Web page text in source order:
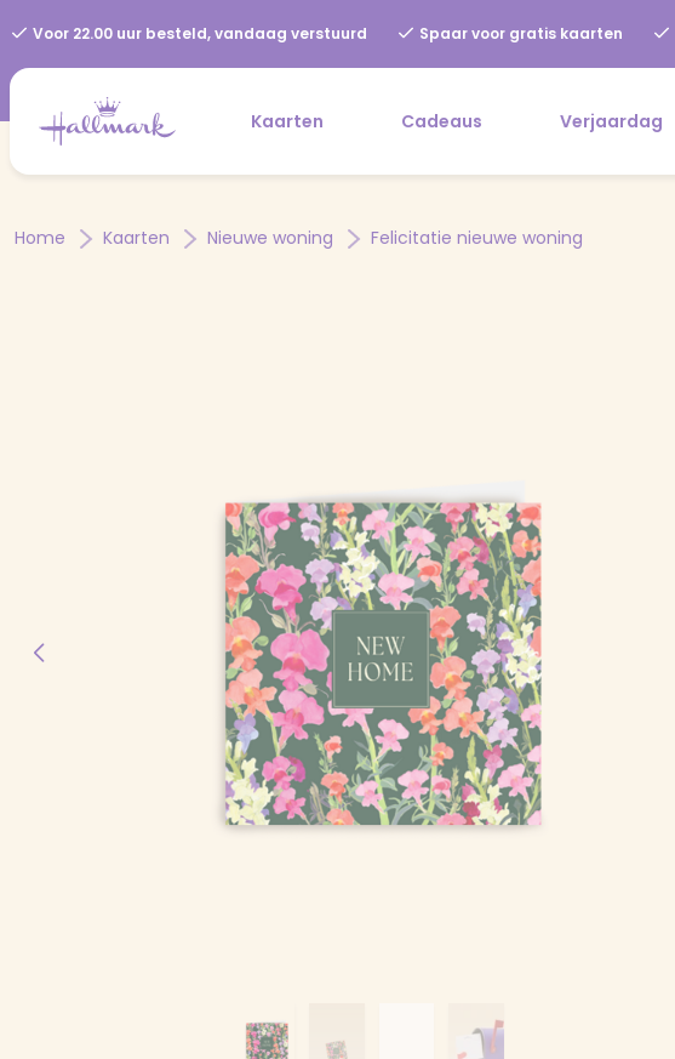
Voor 22.00 uur besteld, vandaag verstuurd Spaar voor gratis kaarten
Kaarten Cadeaus Verjaardag
Home Kaarten Nieuwe woning Felicitatie nieuwe woning